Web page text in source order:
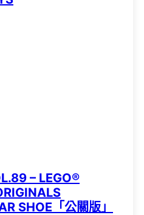
– LEGO®
SHOE「公關版」